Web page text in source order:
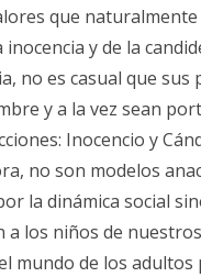
que
inocencia y de la
no es casual que sus
y a la vez sean
Inocencio y
no son modelos
la dinámica social
a los niños de
mundo de los adultos